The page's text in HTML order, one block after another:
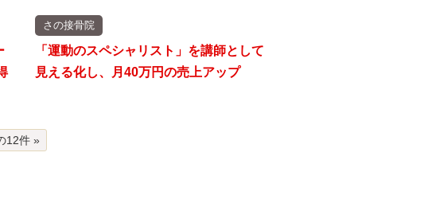
さの接骨院
「運動のスペシャリスト」を講師として
見える化し、月40万円の売上アップ
12件 »